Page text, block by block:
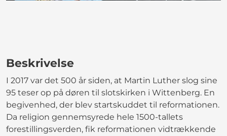
Beskrivelse
I 2017 var det 500 år siden, at Martin Luther slog sine
95 teser op på døren til slotskirken i Wittenberg. En
begivenhed, der blev startskuddet til reformationen.
Da religion gennemsyrede hele 1500-tallets
forestillingsverden, fik reformationen vidtrækkende